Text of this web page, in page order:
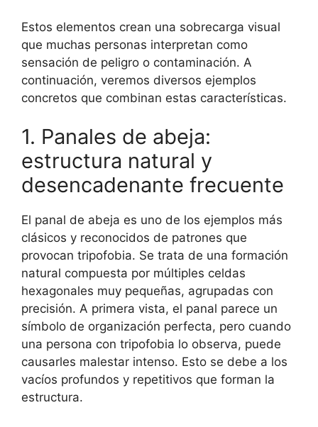
Estos elementos crean una sobrecarga visual
que muchas personas interpretan como
sensación de peligro o contaminación. A
continuación, veremos diversos ejemplos
concretos que combinan estas características.
1. Panales de abeja:
estructura natural y
desencadenante frecuente
El panal de abeja es uno de los ejemplos más
clásicos y reconocidos de patrones que
provocan tripofobia. Se trata de una formación
natural compuesta por múltiples celdas
hexagonales muy pequeñas, agrupadas con
precisión. A primera vista, el panal parece un
símbolo de organización perfecta, pero cuando
una persona con tripofobia lo observa, puede
causarles malestar intenso. Esto se debe a los
vacíos profundos y repetitivos que forman la
estructura.